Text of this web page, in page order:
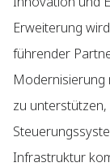
Erweiterung
führender
zu
Infrastruktur